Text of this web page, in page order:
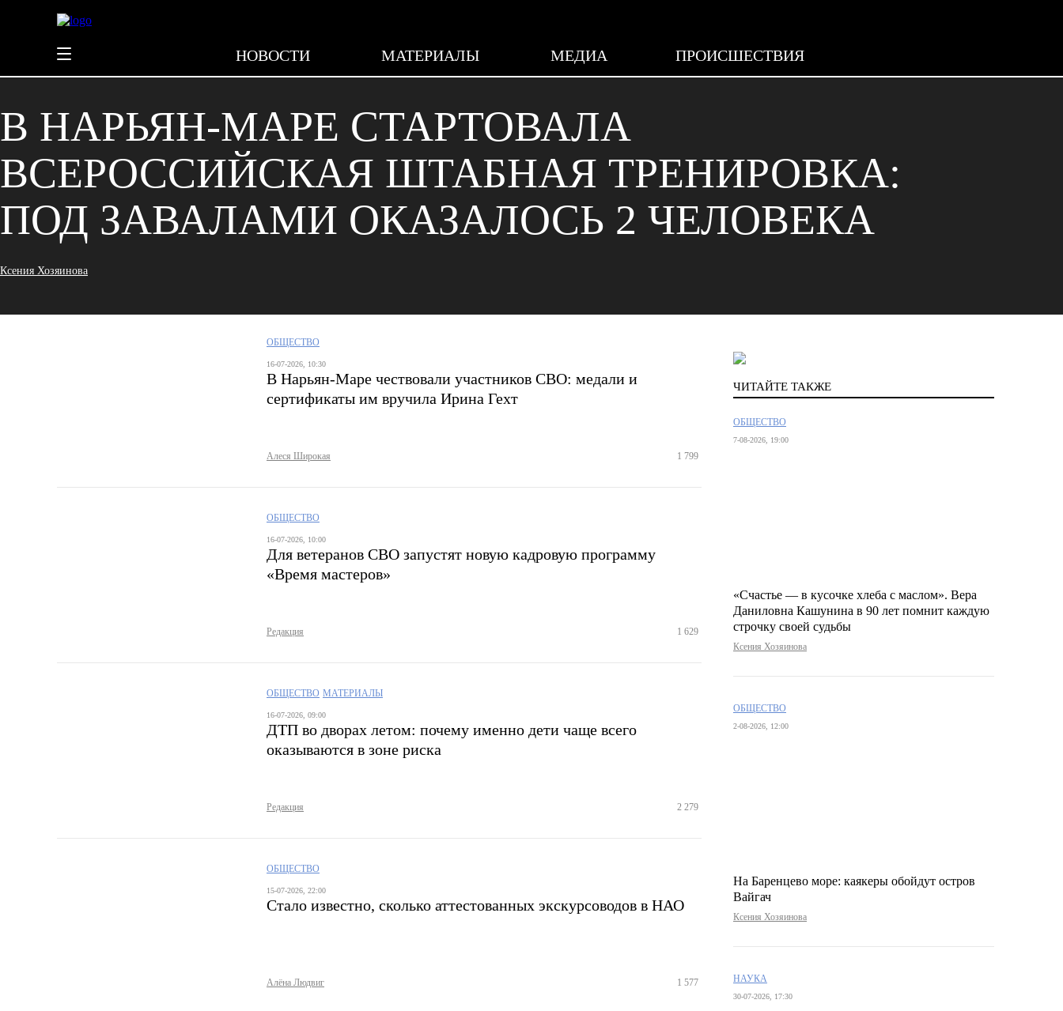
НОВОСТИ МАТЕРИАЛЫ МЕДИА ПРОИСШЕСТВИЯ
В НАРЬЯН-МАРЕ СТАРТОВАЛА
ВСЕРОССИЙСКАЯ ШТАБНАЯ ТРЕНИРОВКА:
ПОД ЗАВАЛАМИ ОКАЗАЛОСЬ 2 ЧЕЛОВЕКА
Ксения Хозяинова
ОБЩЕСТВО
16-07-2026, 10:30
В Нарьян-Маре чествовали участников СВО: медали и
сертификаты им вручила Ирина Гехт
Алеся Широкая 1 799
ОБЩЕСТВО
16-07-2026, 10:00
Для ветеранов СВО запустят новую кадровую программу
«Время мастеров»
Редакция 1 629
ОБЩЕСТВО МАТЕРИАЛЫ
16-07-2026, 09:00
ДТП во дворах летом: почему именно дети чаще всего
оказываются в зоне риска
Редакция 2 279
ОБЩЕСТВО
15-07-2026, 22:00
Стало известно, сколько аттестованных экскурсоводов в НАО
Алёна Людвиг 1 577
ЧИТАЙТЕ ТАКЖЕ
ОБЩЕСТВО
7-08-2026, 19:00
«Счастье — в кусочке хлеба с маслом». Вера
Даниловна Кашунина в 90 лет помнит каждую
строчку своей судьбы
Ксения Хозяинова
ОБЩЕСТВО
2-08-2026, 12:00
На Баренцево море: каякеры обойдут остров
Вайгач
Ксения Хозяинова
НАУКА
30-07-2026, 17:30